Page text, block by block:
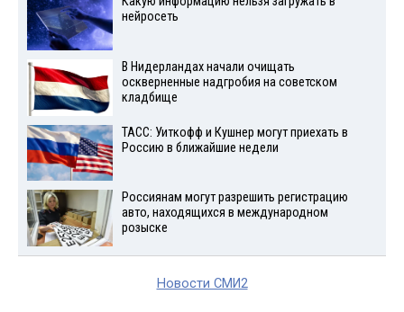
нейросеть
В Нидерландах начали очищать
оскверненные надгробия на советском
кладбище
ТАСС: Уиткофф и Кушнер могут приехать в
Россию в ближайшие недели
Россиянам могут разрешить регистрацию
авто, находящихся в международном
розыске
Новости СМИ2